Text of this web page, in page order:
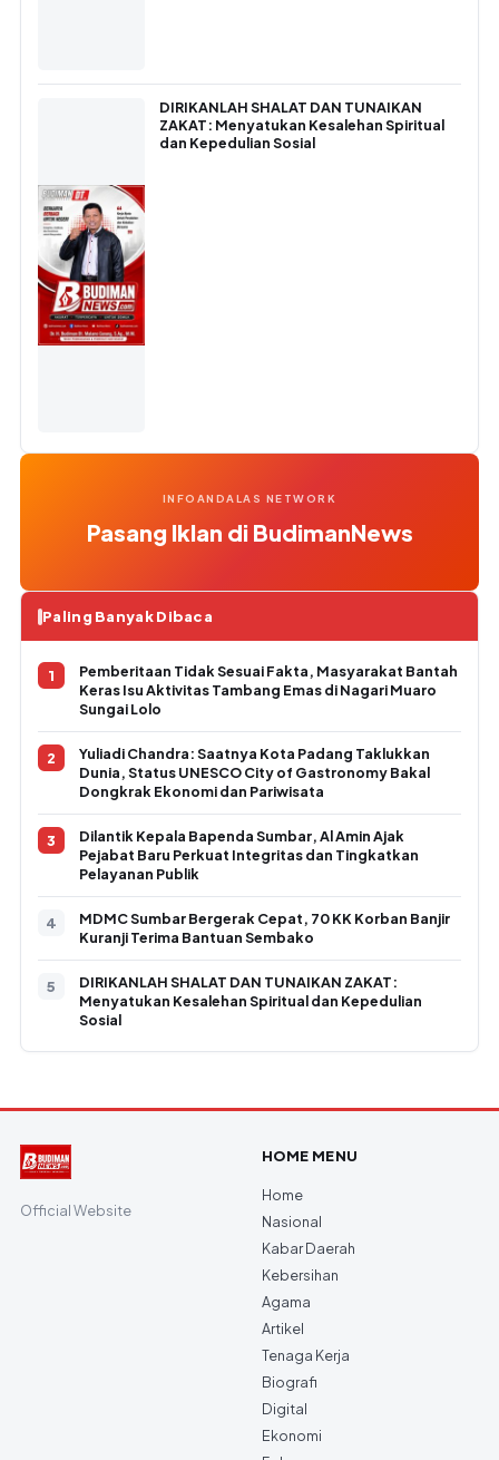
DIRIKANLAH SHALAT DAN TUNAIKAN
ZAKAT: Menyatukan Kesalehan Spiritual
dan Kepedulian Sosial
INFOANDALAS NETWORK
Pasang Iklan di BudimanNews
Paling Banyak Dibaca
Pemberitaan Tidak Sesuai Fakta, Masyarakat Bantah
Keras Isu Aktivitas Tambang Emas di Nagari Muaro
Sungai Lolo
Yuliadi Chandra: Saatnya Kota Padang Taklukkan
Dunia, Status UNESCO City of Gastronomy Bakal
Dongkrak Ekonomi dan Pariwisata
Dilantik Kepala Bapenda Sumbar, Al Amin Ajak
Pejabat Baru Perkuat Integritas dan Tingkatkan
Pelayanan Publik
MDMC Sumbar Bergerak Cepat, 70 KK Korban Banjir
Kuranji Terima Bantuan Sembako
DIRIKANLAH SHALAT DAN TUNAIKAN ZAKAT:
Menyatukan Kesalehan Spiritual dan Kepedulian
Sosial
Official Website
HOME MENU
Home
Nasional
Kabar Daerah
Kebersihan
Agama
Artikel
Tenaga Kerja
Biografi
Digital
Ekonomi